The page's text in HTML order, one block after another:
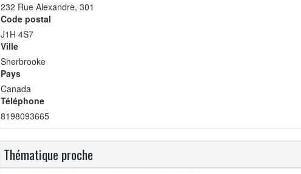
232 Rue Alexandre, 301
Code postal
J1H 4S7
Ville
Sherbrooke
Pays
Canada
Téléphone
8198093665
Thématique proche